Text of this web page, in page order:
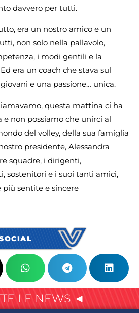
davvero per tutti.
era un nostro amico e un
non solo nella pallavolo,
i modi gentili e la
era un coach che stava sul
e una passione… unica.
questa mattina ci ha
e non possiamo che unirci al
del volley, della sua famiglia
presidente, Alessandra
squadre, i dirigenti,
sostenitori e i suoi tanti amici,
più sentite e sincere
LE NEWS ◄